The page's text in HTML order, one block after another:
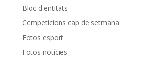
Bloc d'entitats
Competicions cap de setmana
Fotos esport
Fotos notícies